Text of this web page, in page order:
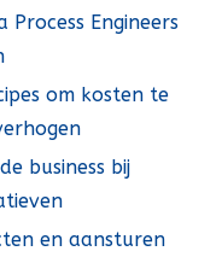
Engineers
om kosten te
business bij
en aansturen